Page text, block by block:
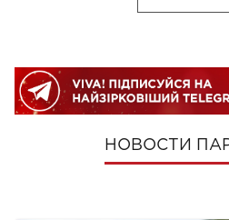
НОВОСТИ